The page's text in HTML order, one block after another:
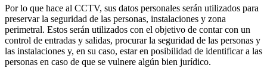
Por lo que hace al CCTV, sus datos personales serán utilizados para
preservar la seguridad de las personas, instalaciones y zona
perimetral. Estos serán utilizados con el objetivo de contar con un
control de entradas y salidas, procurar la seguridad de las personas y
las instalaciones y, en su caso, estar en posibilidad de identificar a las
personas en caso de que se vulnere algún bien jurídico.